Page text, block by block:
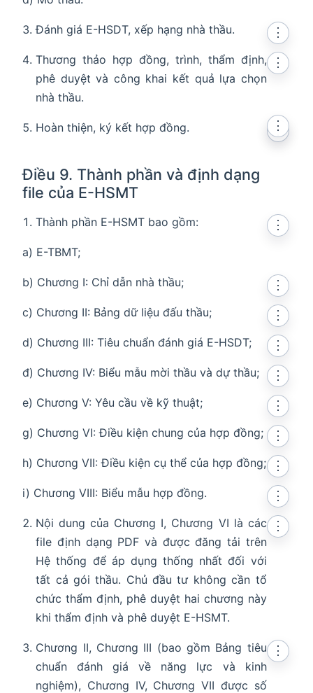
Đánh giá E-HSDT, xếp hạng nhà thầu.
⋮
Thương thảo hợp đồng, trình, thẩm định,
phê duyệt và công khai kết quả lựa chọn
nhà thầu.
⋮
Hoàn thiện, ký kết hợp đồng. ⋮
Điều 9. Thành phần và định dạng
file của E-HSMT
⋮
Thành phần E-HSMT bao gồm:
⋮
a) E-TBMT;
b) Chương I: Chỉ dẫn nhà thầu;
⋮
c) Chương II: Bảng dữ liệu đấu thầu;
⋮
d) Chương III: Tiêu chuẩn đánh giá E-HSDT;
⋮
đ) Chương IV: Biểu mẫu mời thầu và dự thầu;
⋮
e) Chương V: Yêu cầu về kỹ thuật;
⋮
g) Chương VI: Điều kiện chung của hợp đồng;
⋮
h) Chương VII: Điều kiện cụ thể của hợp đồng;
⋮
i) Chương VIII: Biểu mẫu hợp đồng.
⋮
Nội dung của Chương I, Chương VI là các
file định dạng PDF và được đăng tải trên
Hệ thống để áp dụng thống nhất đối với
tất cả gói thầu. Chủ đầu tư không cần tổ
chức thẩm định, phê duyệt hai chương này
khi thẩm định và phê duyệt E-HSMT.
⋮
Chương II, Chương III (bao gồm Bảng tiêu
chuẩn đánh giá về năng lực và kinh
nghiệm), Chương IV, Chương VII được số
⋮